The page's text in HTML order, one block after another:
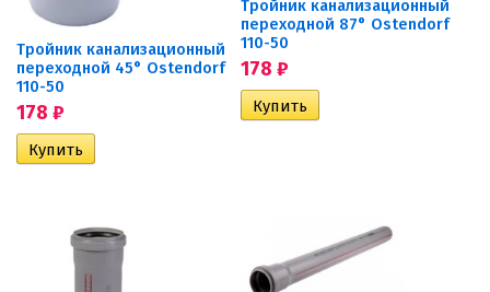
Тройник канализационный
переходной 45° Ostendorf
110-50
178 ₽
Тройник канализационный
переходной 87° Ostendorf
110-50
178 ₽